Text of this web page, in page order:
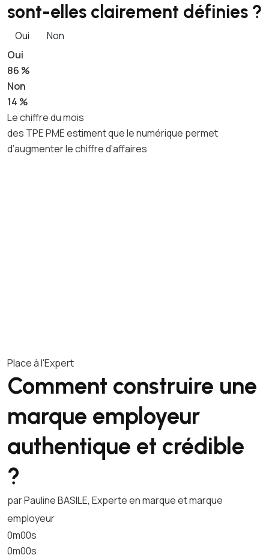
sont-elles clairement définies ?
Oui
Non
Oui
86 %
Non
14 %
Le chiffre du mois
des TPE PME estiment que le numérique permet
d’augmenter le chiffre d’affaires
Place à l'Expert
Comment construire une
marque employeur
authentique et crédible
?
par Pauline BASILE, Experte en marque et marque
employeur
0m00s
0m00s